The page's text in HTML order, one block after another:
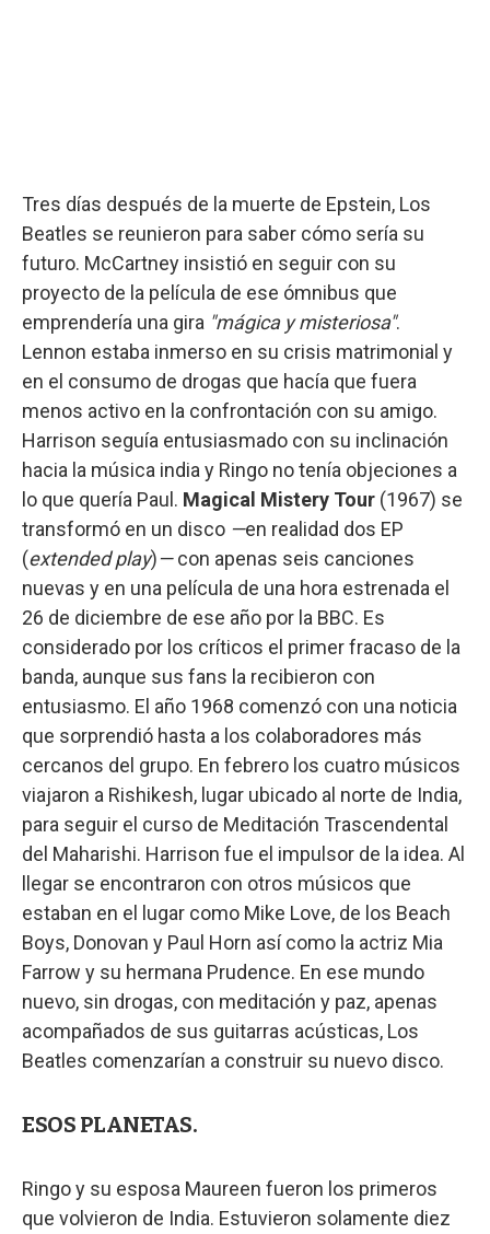
Tres días después de la muerte de Epstein, Los
Beatles se reunieron para saber cómo sería su
futuro. McCartney insistió en seguir con su
proyecto de la película de ese ómnibus que
emprendería una gira "mágica y misteriosa".
Lennon estaba inmerso en su crisis matrimonial y
en el consumo de drogas que hacía que fuera
menos activo en la confrontación con su amigo.
Harrison seguía entusiasmado con su inclinación
hacia la música india y Ringo no tenía objeciones a
lo que quería Paul. Magical Mistery Tour (1967) se
transformó en un disco —en realidad dos EP
(extended play)—con apenas seis canciones
nuevas y en una película de una hora estrenada el
26 de diciembre de ese año por la BBC. Es
considerado por los críticos el primer fracaso de la
banda, aunque sus fans la recibieron con
entusiasmo. El año 1968 comenzó con una noticia
que sorprendió hasta a los colaboradores más
cercanos del grupo. En febrero los cuatro músicos
viajaron a Rishikesh, lugar ubicado al norte de India,
para seguir el curso de Meditación Trascendental
del Maharishi. Harrison fue el impulsor de la idea. Al
llegar se encontraron con otros músicos que
estaban en el lugar como Mike Love, de los Beach
Boys, Donovan y Paul Horn así como la actriz Mia
Farrow y su hermana Prudence. En ese mundo
nuevo, sin drogas, con meditación y paz, apenas
acompañados de sus guitarras acústicas, Los
Beatles comenzarían a construir su nuevo disco.
ESOS PLANETAS.
Ringo y su esposa Maureen fueron los primeros
que volvieron de India. Estuvieron solamente diez